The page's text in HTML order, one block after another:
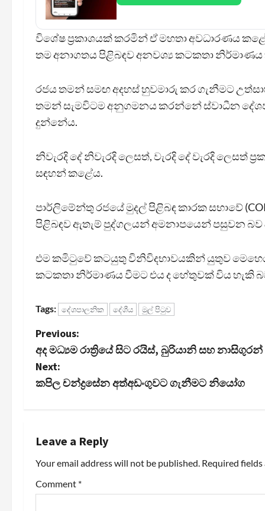
විශේෂ ප්‍රකාශයක් කරමින් ඒ මහතා අවධාරණය
තම අනාගතය පිළිබඳව අනවශ්‍ය කටකතා නිර්මාණය
රජය තමන් සමඟ අදහස් හුවමාරු කර ගැනීමට
තමන් සැමවිටම අනුගමනය කරන්නේ ස්වාධීන
දුන්නේය.
නිවැරදි දේ නිවැරදි ලෙසත්, වැරදි දේ වැරදි ලෙසත්
සඳහන් කළේය.
පාර්ලිමේන්තු රජයේ මුදල් පිළිබඳ කාරක සභාවේ
පිළිබඳව ඇතැම් පුද්ගලයන් අමනාපයෙන් පසුවන බව
එම කමිටුවේ කටයුතු විනිවිදභාවයකින් යුතුව
කටකතා නිර්මාණය වීමට එය ද හේතුවක් විය හැකි
Tags: දේශපාලනික දේශීය මුල් පිටුව
P
o
s
n
a
v
Previous:
අද මධ්‍යම රාත්‍රියේ සිට රයිස්, බුරියානි සහ
Next:
කපිල චන්ද්‍රසේන අත්අඩංගුවට ගැනීමට නියෝග
Leave a Reply
Your email address will not be published. Required fields
Comment *